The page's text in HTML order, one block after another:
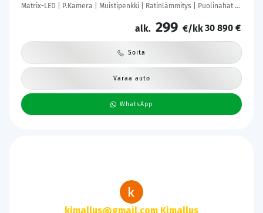
Matrix-LED | P.Kamera | Muistipenkki | Ratinlämmitys | Puolinahat |
alk. 299 €/kk30 890 €
Soita
Varaa auto
WhatsApp
kimallus@gmail.com Kimallus